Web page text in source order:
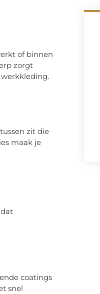
of binnen
zorgt
zit die
maak je
coatings
snel